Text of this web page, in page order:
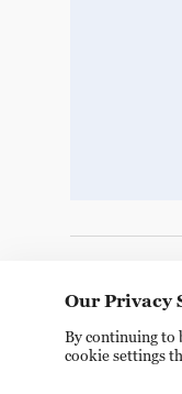
Our Privacy
By continuing to
cookie settings